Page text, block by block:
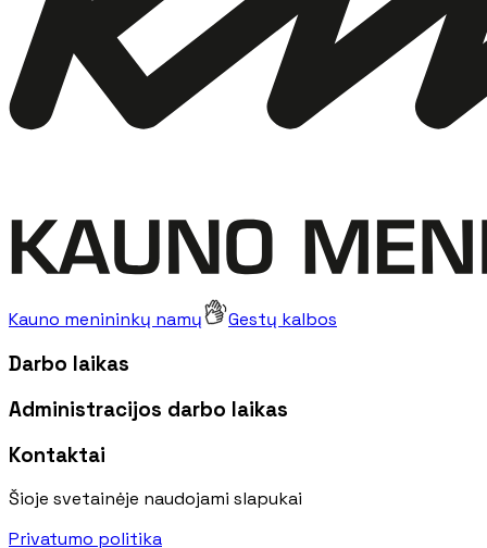
Kauno menininkų namų Gestų kalbos
Darbo laikas
Administracijos darbo laikas
Kontaktai
Šioje svetainėje naudojami slapukai
Privatumo politika